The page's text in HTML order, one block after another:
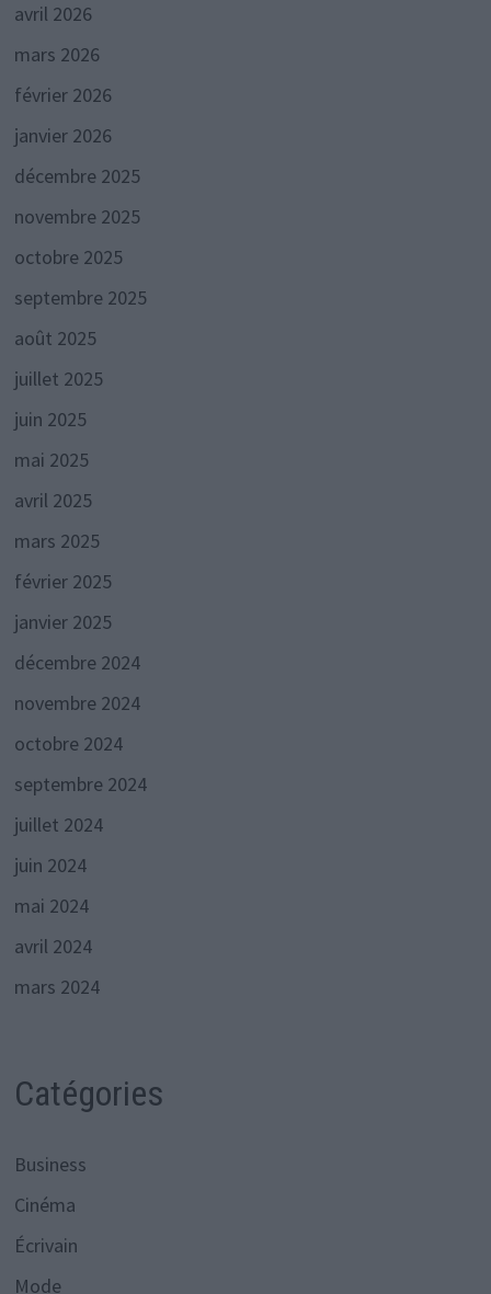
avril 2026
mars 2026
février 2026
janvier 2026
décembre 2025
novembre 2025
octobre 2025
septembre 2025
août 2025
juillet 2025
juin 2025
mai 2025
avril 2025
mars 2025
février 2025
janvier 2025
décembre 2024
novembre 2024
octobre 2024
septembre 2024
juillet 2024
juin 2024
mai 2024
avril 2024
mars 2024
Catégories
Business
Cinéma
Écrivain
Mode